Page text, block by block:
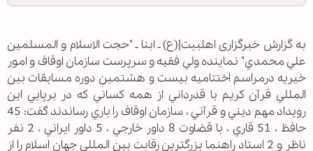
به گزارش خبرگزاری اهل‏بیت|(ع) ـ ابنا ـ "حجت الاسلام و المسلمين
علي محمدي" نماينده ولي فقيه و سرپرست سازمان اوقاف و امور
خيريه درمراسم اختتاميه بيست و هشتمين دوره مسابقات بين
المللي قرآن کريم با قدرداني از همه کساني که در برپايي اين
رويداد مهم ديني و قرآني ، سازمان اوقاف را ياري رساندند گفت: 45
حافظ ، 51 قاري ، با قضاوت 8 داور خارجي ، 5 داور ايراني ، 2 نفر
ناظر و 2 استاد راهنما بزرگترين رقابت بين المللي جهان اسلام را از